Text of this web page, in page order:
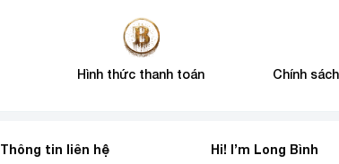
Hình thức thanh toán Chính
Thông tin liên hệ
Hi! I’m Long Bình